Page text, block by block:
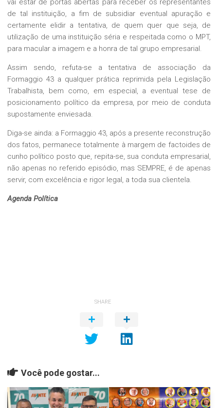
vai estar de portas abertas para receber os representantes
de tal instituição, a fim de subsidiar eventual apuração e
certamente elidir a tentativa, de quem quer que seja, de
utilização de uma instituição séria e respeitada como o MPT,
para macular a imagem e a honra de tal grupo empresarial.
Assim sendo, refuta-se a tentativa de associação da
Formaggio 43 a qualquer prática reprimida pela Legislação
Trabalhista, bem como, em especial, a eventual tese de
posicionamento político da empresa, por meio de conduta
supostamente enviesada.
Diga-se ainda: a Formaggio 43, após a presente reconstrução
dos fatos, permanece totalmente à margem de factoides de
cunho político posto que, repita-se, sua conduta empresarial,
não apenas no referido episódio, mas SEMPRE, é de apenas
servir, com excelência e rigor legal, a toda sua clientela.
Agenda Política
SHARE
Você pode gostar...